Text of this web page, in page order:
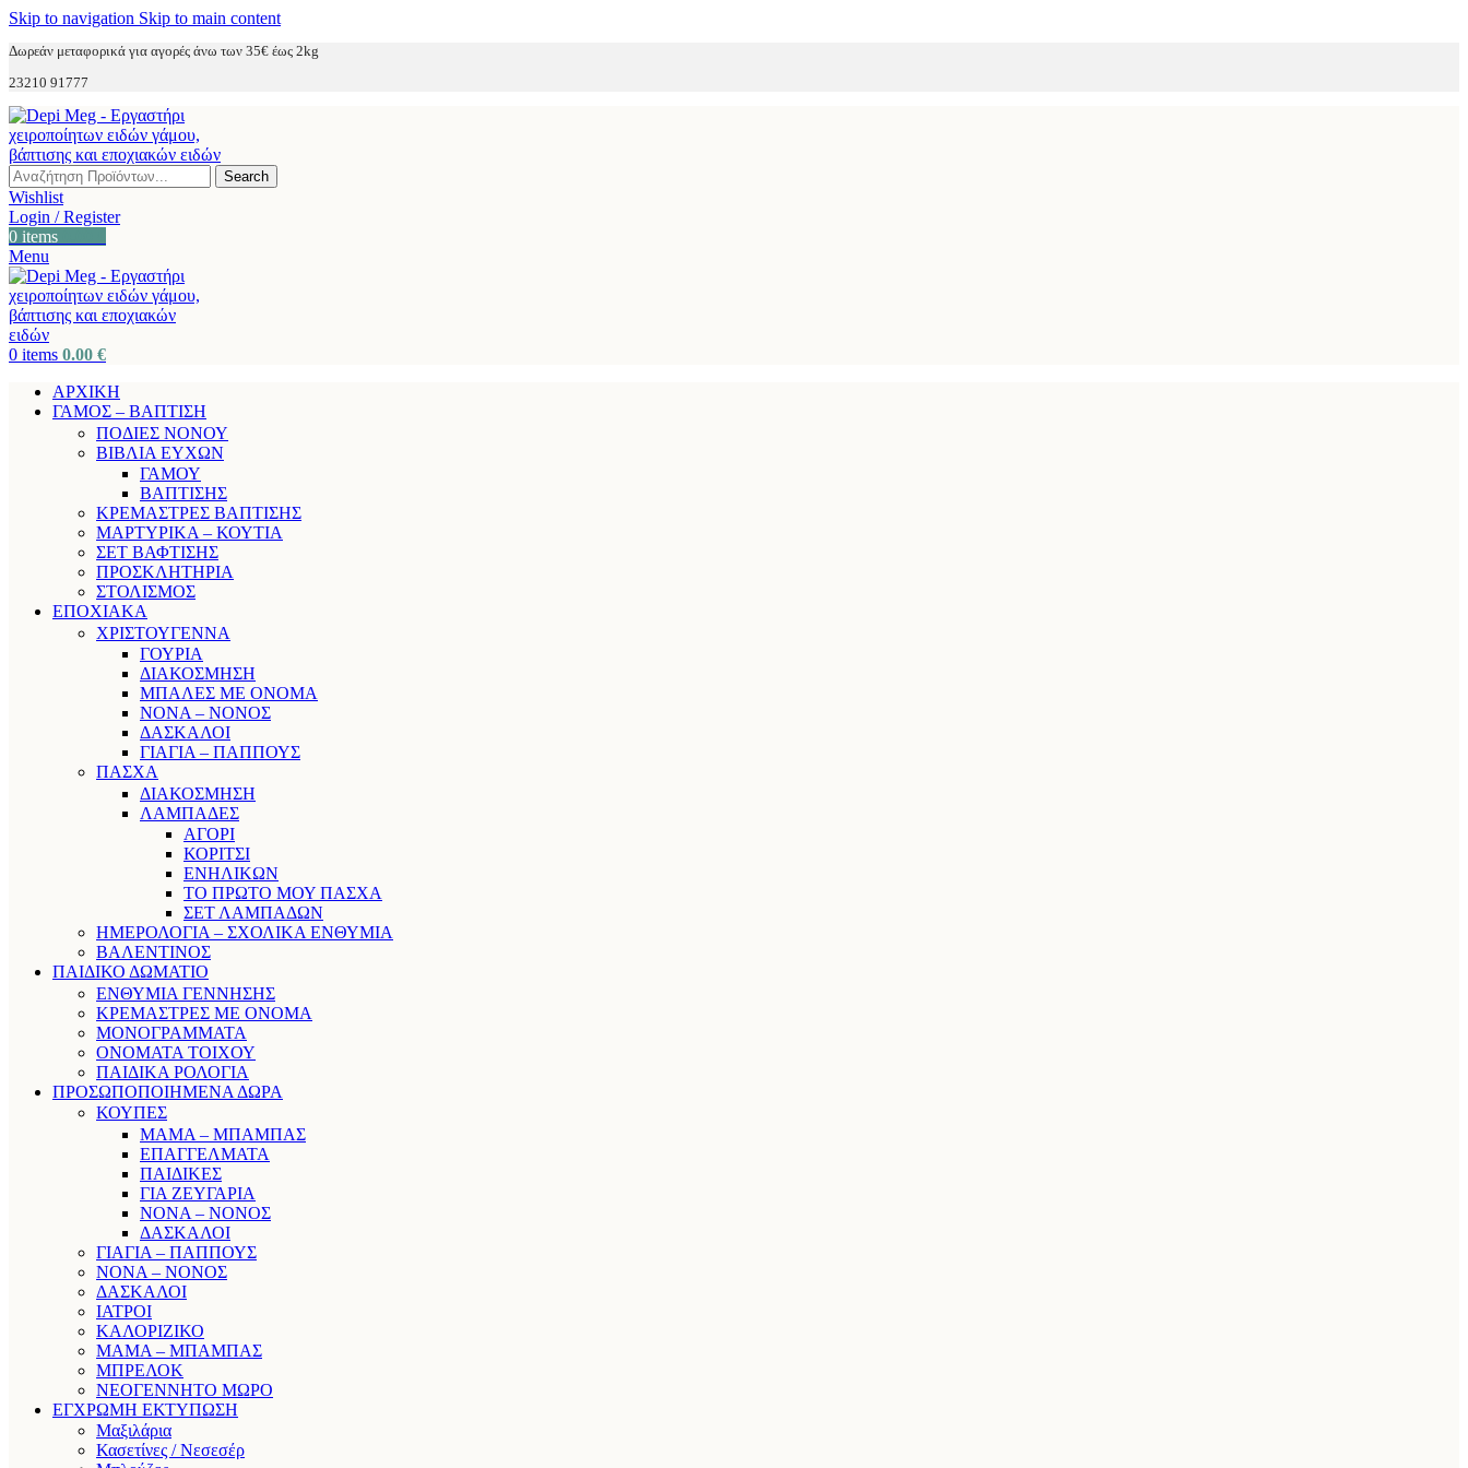
Skip to navigation Skip to main content
Δωρεάν μεταφορικά για αγορές άνω των 35€ έως 2kg
23210 91777
Search
Wishlist
Login / Register
0 items
Menu
0 items 0.00 €
ΑΡΧΙΚΗ
ΓΑΜΟΣ – ΒΑΠΤΙΣΗ
ΠΟΔΙΕΣ ΝΟΝΟΥ
ΒΙΒΛΙΑ ΕΥΧΩΝ
ΓΑΜΟΥ
ΒΑΠΤΙΣΗΣ
ΚΡΕΜΑΣΤΡΕΣ ΒΑΠΤΙΣΗΣ
ΜΑΡΤΥΡΙΚΑ – ΚΟΥΤΙΑ
ΣΕΤ ΒΑΦΤΙΣΗΣ
ΠΡΟΣΚΛΗΤΗΡΙΑ
ΣΤΟΛΙΣΜΟΣ
ΕΠΟΧΙΑΚΑ
ΧΡΙΣΤΟΥΓΕΝΝΑ
ΓΟΥΡΙΑ
ΔΙΑΚΟΣΜΗΣΗ
ΜΠΑΛΕΣ ΜΕ ΟΝΟΜΑ
ΝΟΝΑ – ΝΟΝΟΣ
ΔΑΣΚΑΛΟΙ
ΓΙΑΓΙΑ – ΠΑΠΠΟΥΣ
ΠΑΣΧΑ
ΔΙΑΚΟΣΜΗΣΗ
ΛΑΜΠΑΔΕΣ
ΑΓΟΡΙ
ΚΟΡΙΤΣΙ
ΕΝΗΛΙΚΩΝ
ΤΟ ΠΡΩΤΟ ΜΟΥ ΠΑΣΧΑ
ΣΕΤ ΛΑΜΠΑΔΩΝ
ΗΜΕΡΟΛΟΓΙΑ – ΣΧΟΛΙΚΑ ΕΝΘΥΜΙΑ
ΒΑΛΕΝΤΙΝΟΣ
ΠΑΙΔΙΚΟ ΔΩΜΑΤΙΟ
ΕΝΘΥΜΙΑ ΓΕΝΝΗΣΗΣ
ΚΡΕΜΑΣΤΡΕΣ ΜΕ ΟΝΟΜΑ
ΜΟΝΟΓΡΑΜΜΑΤΑ
ΟΝΟΜΑΤΑ ΤΟΙΧΟΥ
ΠΑΙΔΙΚΑ ΡΟΛΟΓΙΑ
ΠΡΟΣΩΠΟΠΟΙΗΜΕΝΑ ΔΩΡΑ
ΚΟΥΠΕΣ
ΜΑΜΑ – ΜΠΑΜΠΑΣ
ΕΠΑΓΓΕΛΜΑΤΑ
ΠΑΙΔΙΚΕΣ
ΓΙΑ ΖΕΥΓΑΡΙΑ
ΝΟΝΑ – ΝΟΝΟΣ
ΔΑΣΚΑΛΟΙ
ΓΙΑΓΙΑ – ΠΑΠΠΟΥΣ
ΝΟΝΑ – ΝΟΝΟΣ
ΔΑΣΚΑΛΟΙ
ΙΑΤΡΟΙ
ΚΑΛΟΡΙΖΙΚΟ
ΜΑΜΑ – ΜΠΑΜΠΑΣ
ΜΠΡΕΛΟΚ
ΝΕΟΓΕΝΝΗΤΟ ΜΩΡΟ
ΕΓΧΡΩΜΗ ΕΚΤΥΠΩΣΗ
Μαξιλάρια
Κασετίνες / Νεσεσέρ